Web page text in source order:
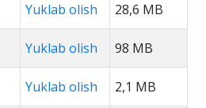
Yuklab olish 28,6 MB
Yuklab olish 98 MB
Yuklab olish 2,1 MB